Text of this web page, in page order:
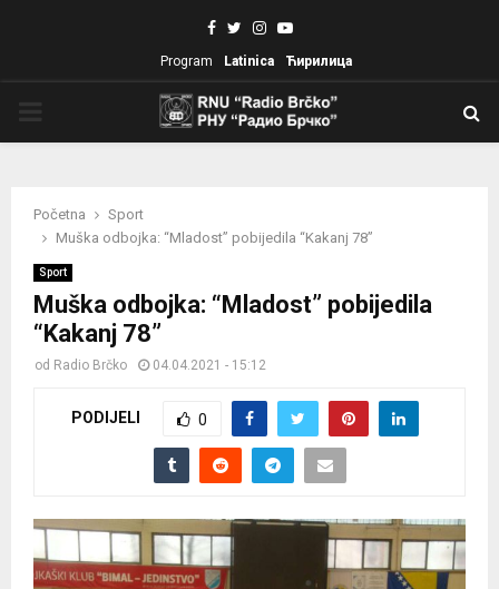
Facebook
TwitterInstagram
Youtube
Program Latinica Ћирилица
Početna
Sport
Muška odbojka: “Mladost” pobijedila “Kakanj 78”
Sport
Muška odbojka: “Mladost” pobijedila
“Kakanj 78”
od Radio Brčko 04.04.2021 - 15:12
PODIJELI 0